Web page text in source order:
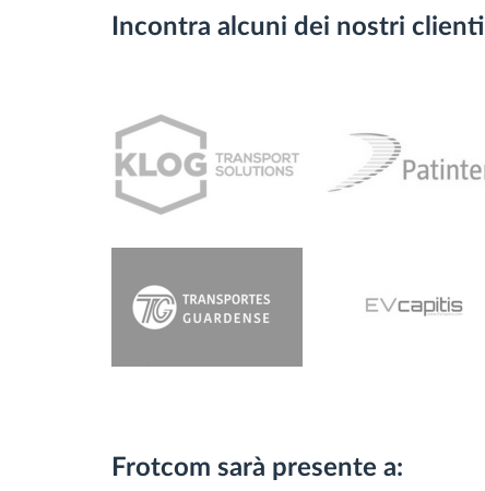
Incontra alcuni dei nostri clienti
Frotcom sarà presente a: